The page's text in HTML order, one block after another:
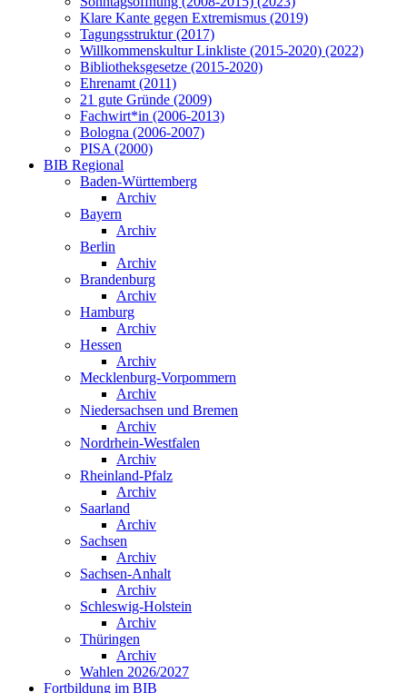
Klare Kante gegen Extremismus (2019)
Tagungsstruktur (2017)
Willkommenskultur Linkliste (2015-2020) (2022)
Bibliotheksgesetze (2015-2020)
Ehrenamt (2011)
21 gute Gründe (2009)
Fachwirt*in (2006-2013)
Bologna (2006-2007)
PISA (2000)
BIB Regional
Baden-Württemberg
Archiv
Bayern
Archiv
Berlin
Archiv
Brandenburg
Archiv
Hamburg
Archiv
Hessen
Archiv
Mecklenburg-Vorpommern
Archiv
Niedersachsen und Bremen
Archiv
Nordrhein-Westfalen
Archiv
Rheinland-Pfalz
Archiv
Saarland
Archiv
Sachsen
Archiv
Sachsen-Anhalt
Archiv
Schleswig-Holstein
Archiv
Thüringen
Archiv
Wahlen 2026/2027
Fortbildung im BIB